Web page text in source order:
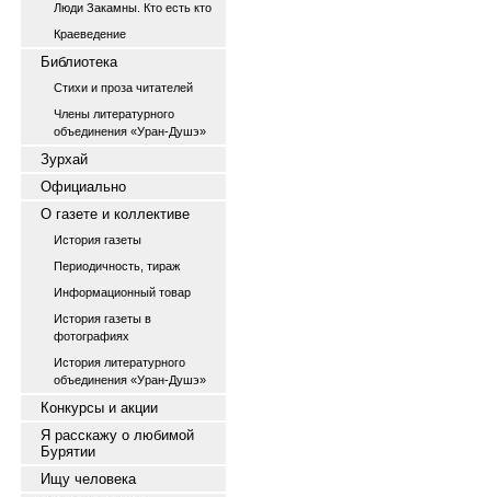
Люди Закамны. Кто есть кто
Краеведение
Библиотека
Стихи и проза читателей
Члены литературного
объединения «Уран-Душэ»
Зурхай
Официально
О газете и коллективе
История газеты
Периодичность, тираж
Информационный товар
История газеты в
фотографиях
История литературного
объединения «Уран-Душэ»
Конкурсы и акции
Я расскажу о любимой
Бурятии
Ищу человека